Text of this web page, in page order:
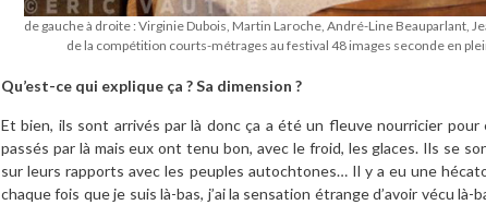
de gauche à droite : Virginie Dubois, Martin Laroche, André-Line Beauparlant,
de la compétition courts-métrages au festival 48 images seconde en
Qu’est-ce qui explique ça ? Sa dimension ?
Et bien, ils sont arrivés par là donc ça a été un fleuve nourricier
passés par là mais eux ont tenu bon, avec le froid, les glaces. Ils se
sur leurs rapports avec les peuples autochtones… Il y a eu une
chaque fois que je suis là-bas, j’ai la sensation étrange d’avoir vécu là-